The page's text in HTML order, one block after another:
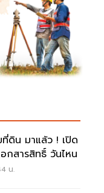
ดิน มาแล้ว ! เปิด
กสารสิทธิ์ วันไหน
น.